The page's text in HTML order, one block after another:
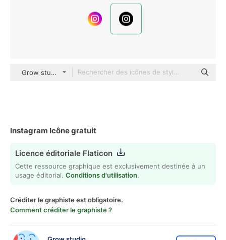
Grow studio Glyph
Instagram Icône gratuit
Licence éditoriale Flaticon
Cette ressource graphique est exclusivement destinée à un
usage éditorial. Conditions d'utilisation.
Créditer le graphiste est obligatoire.
Comment créditer le graphiste ?